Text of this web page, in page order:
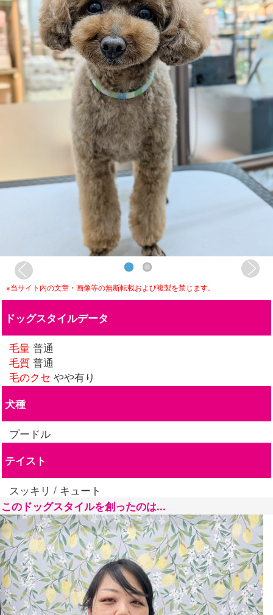
※当サイト内の文章・画像等の無断転載および複製を禁じます。
ドッグスタイルデータ
毛量 普通
毛質 普通
毛のクセ やや有り
犬種
プードル
テイスト
スッキリ / キュート
このドッグスタイルを創ったのは...